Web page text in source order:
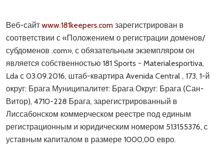
Веб-сайт www.181keepers.com зарегистрирован в
соответствии с «Положением о регистрации доменов/
субдоменов .com», с обязательным экземпляром он
является собственностью 181 Sports - Materialesportiva,
Lda с 03.09.2016, штаб-квартира Avenida Central , 173, 1-й
округ: Брага Муниципалитет: Брага Округ: Брага (Сан-
Витор), 4710-228 Брага, зарегистрированный в
Лиссабонском коммерческом реестре под единым
регистрационным и юридическим номером 513155376, с
уставным капиталом в размере 1000,00 евро.